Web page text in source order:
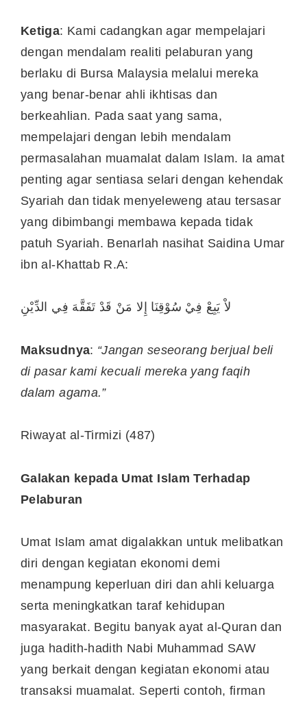
Ketiga: Kami cadangkan agar mempelajari
dengan mendalam realiti pelaburan yang
berlaku di Bursa Malaysia melalui mereka
yang benar-benar ahli ikhtisas dan
berkeahlian. Pada saat yang sama,
mempelajari dengan lebih mendalam
permasalahan muamalat dalam Islam. Ia amat
penting agar sentiasa selari dengan kehendak
Syariah dan tidak menyeleweng atau tersasar
yang dibimbangi membawa kepada tidak
patuh Syariah. Benarlah nasihat Saidina Umar
ibn al-Khattab R.A:
لاْ يَبِعْ فِيْ سُوْقِنَا إِلا مَنْ قَدْ تَفَقَّهَ فِي الدِّيْنِ
Maksudnya: “Jangan seseorang berjual beli
di pasar kami kecuali mereka yang faqih
dalam agama.”
Riwayat al-Tirmizi (487)
Galakan kepada Umat Islam Terhadap
Pelaburan
Umat Islam amat digalakkan untuk melibatkan
diri dengan kegiatan ekonomi demi
menampung keperluan diri dan ahli keluarga
serta meningkatkan taraf kehidupan
masyarakat. Begitu banyak ayat al-Quran dan
juga hadith-hadith Nabi Muhammad SAW
yang berkait dengan kegiatan ekonomi atau
transaksi muamalat. Seperti contoh, firman